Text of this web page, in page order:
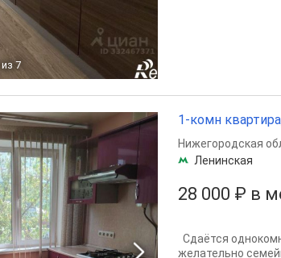
из 7
1-комн
28 000 ₽ в
Нижегородская
Ленинская
Сдаётся
желательно